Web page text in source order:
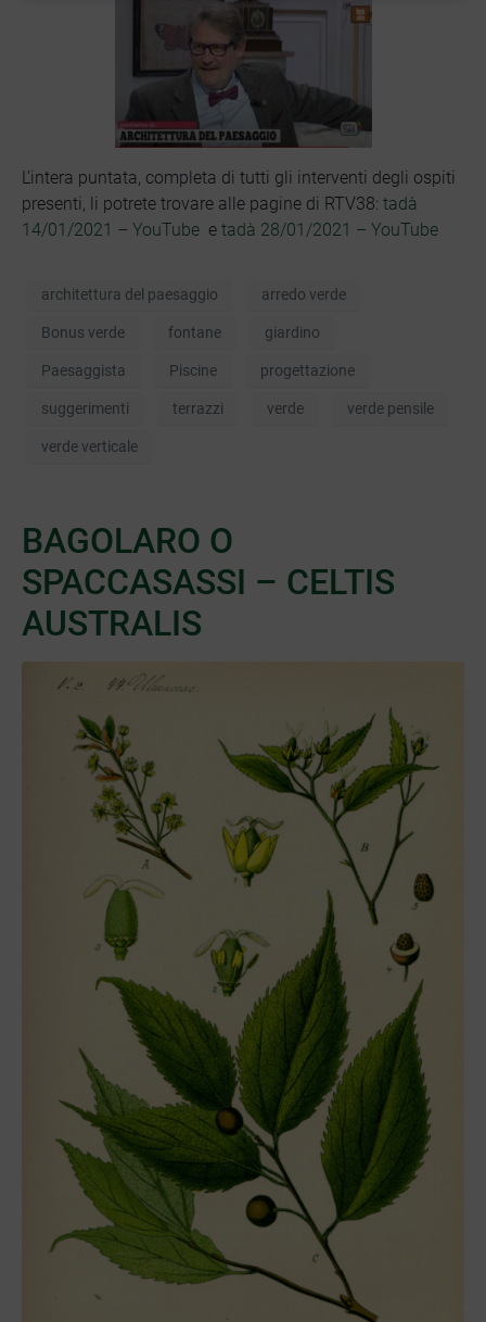
L’intera puntata, completa di tutti gli interventi degli ospiti
presenti, li potrete trovare alle pagine di RTV38: tadà
14/01/2021 – YouTube e tadà 28/01/2021 – YouTube
architettura del paesaggio arredo verde
Bonus verde fontane giardino
Paesaggista Piscine progettazione
suggerimenti terrazzi verde verde pensile
verde verticale
BAGOLARO O
SPACCASASSI – CELTIS
AUSTRALIS